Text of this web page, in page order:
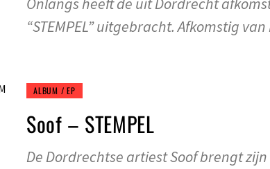
“STEMPEL” uitgebracht. Afkomstig
ALBUM / EP
Soof – STEMPEL
De Dordrechtse artiest Soof brengt